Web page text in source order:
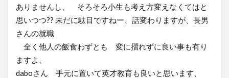
ありませんし、 そろそろ小生も考え方変えなくてはと
思いつつ?? 未だに駄目ですねー、話変わりますが、長男
さんの就職
全く他人の飯食わずとも 変に摺れずに良い事も有り
ますよ、
daboさん 手元に置いて英才教育も良いと思います、